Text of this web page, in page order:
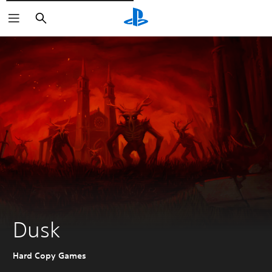
Rechercher
Dusk
Hard Copy Games